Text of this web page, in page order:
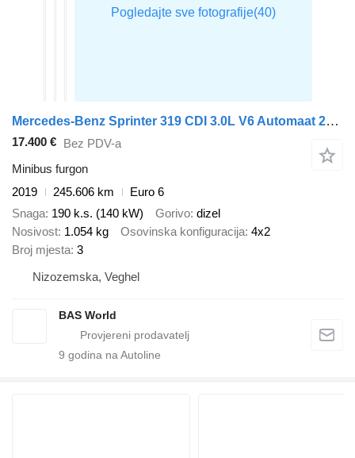
Mercedes-Benz Sprinter 319 CDI 3.0L V6 Automaat 2x Schuifdeur L2H2 190PK Trekh
17.400 € Bez PDV-a
Minibus furgon
2019
245.606 km
Euro 6
Snaga 190 k.s. (140 kW) Gorivo dizel
Nosivost 1.054 kg Osovinska konfiguracija 4x2
Broj mjesta 3
Nizozemska, Veghel
BAS World
9 godina na Autoline